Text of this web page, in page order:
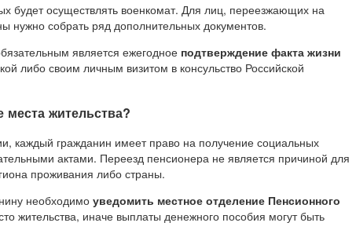
будет осуществлять военкомат. Для лиц, переезжающих на
нужно собрать ряд дополнительных документов.
является ежегодное подтверждение факта жизни
либо своим личным визитом в консульство Российской
жительства?
каждый гражданин имеет право на получение социальных
актами. Переезд пенсионера не является причиной для
проживания либо страны.
необходимо уведомить местное отделение Пенсионного
жительства, иначе выплаты денежного пособия могут быть